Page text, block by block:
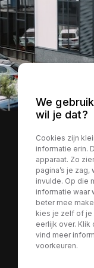
We
wil je dat?
Cookies zijn
informatie erin.
apparaat. Zo
pagina’s je
invulde. Op die
informatie waar
beter mee
kies je zelf of je
eerlijk over. Klik
vind meer
voorkeuren.